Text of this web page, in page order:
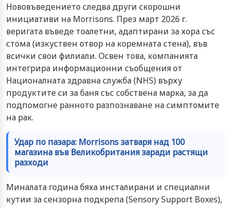
Нововъведението следва други скорошни
инициативи на Morrisons. През март 2026 г.
веригата въведе тоалетни, адаптирани за хора със
стома (изкуствен отвор на коремната стена), във
всички свои филиали. Освен това, компанията
интегрира информационни съобщения от
Националната здравна служба (NHS) върху
продуктите си за баня със собствена марка, за да
подпомогне ранното разпознаване на симптомите
на рак.
Удар по пазара: Morrisons затваря над 100
магазина във Великобритания заради растящи
разходи
Миналата година бяха инсталирани и специални
кутии за сензорна подкрепа (Sensory Support Boxes),